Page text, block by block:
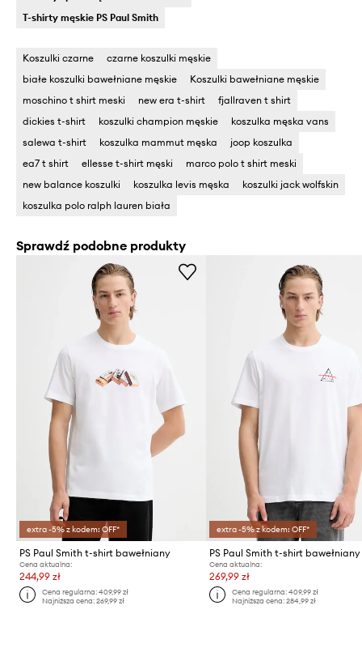
T-shirty męskie PS Paul Smith
Koszulki czarne
czarne koszulki męskie
białe koszulki bawełniane męskie
Koszulki bawełniane męskie
moschino t shirt meski
new era t-shirt
fjallraven t shirt
dickies t-shirt
koszulki champion męskie
koszulka męska vans
salewa t-shirt
koszulka mammut męska
joop koszulka
ea7 t shirt
ellesse t-shirt męski
marco polo t shirt meski
new balance koszulki
koszulka levis męska
koszulki jack wolfskin
koszulka polo ralph lauren biała
Sprawdź podobne produkty
extra -5% z kodem: OFF*
PS Paul Smith t-shirt bawełniany
Cena aktualna:
244,99 zł
Cena regularna:409,99 zł
Najniższa cena:269,99 zł
extra -5% z kodem: OFF*
PS Paul Smith t-shirt bawełniany
Cena aktualna:
269,99 zł
Cena regularna: 409,99 zł
Najniższa cena: 284,99 zł